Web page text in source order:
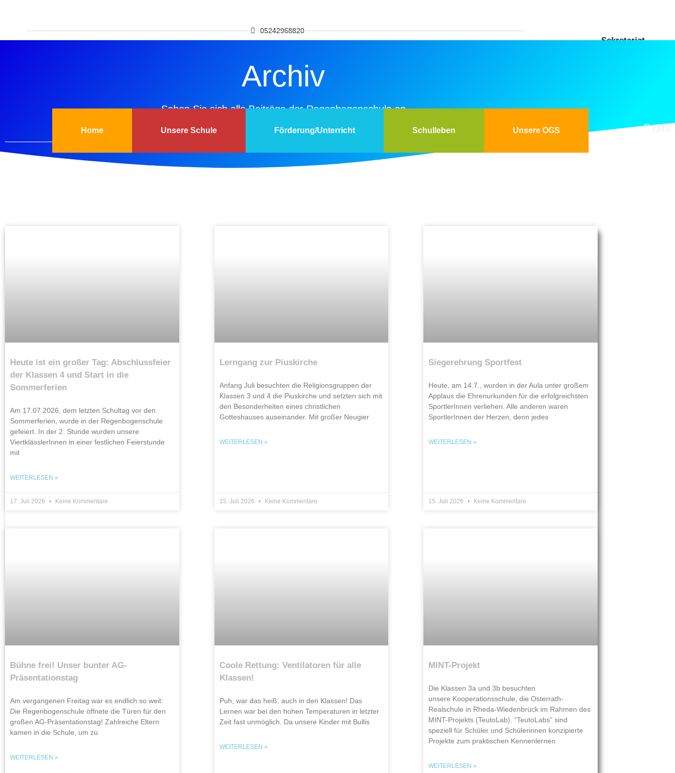
05242968820
Schulparkplatz: Hellweg 38, 33378 Rheda-Wiedenbrück
Sekretariat
Home Unsere Schule Förderung/Unterricht Schulleben Unsere OGS
Archiv
Sehen Sie sich alle Beiträge der Regenbogenschule an
Heute ist ein großer Tag: Abschlussfeier
der Klassen 4 und Start in die
Sommerferien
Am 17.07.2026, dem letzten Schultag vor den
Sommerferien, wurde in der Regenbogenschule
gefeiert. In der 2. Stunde wurden unsere
ViertklässlerInnen in einer festlichen Feierstunde
mit
WEITERLESEN »
17. Juli 2026 Keine Kommentare
Lerngang zur Piuskirche
Anfang Juli besuchten die Religionsgruppen der
Klassen 3 und 4 die Piuskirche und setzten sich mit
den Besonderheiten eines christlichen
Gotteshauses auseinander. Mit großer Neugier
WEITERLESEN »
15. Juli 2026 Keine Kommentare
Siegerehrung Sportfest
Heute, am 14.7., wurden in der Aula unter großem
Applaus die Ehrenurkunden für die erfolgreichsten
SportlerInnen verliehen. Alle anderen waren
SportlerInnen der Herzen, denn jedes
WEITERLESEN »
15. Juli 2026 Keine Kommentare
Bühne frei! Unser bunter AG-
Präsentationstag
Am vergangenen Freitag war es endlich so weit:
Die Regenbogenschule öffnete die Türen für den
großen AG-Präsentationstag! Zahlreiche Eltern
kamen in die Schule, um zu
WEITERLESEN »
Coole Rettung: Ventilatoren für alle
Klassen!
Puh, war das heiß, auch in den Klassen! Das
Lernen war bei den hohen Temperaturen in letzter
Zeit fast unmöglich. Da unsere Kinder mit Bullis
WEITERLESEN »
MINT-Projekt
Die Klassen 3a und 3b besuchten
unsere Kooperationsschule, die Osterrath-
Realschule in Rheda-Wiedenbrück im Rahmen des
MINT-Projekts (TeutoLab). “TeutoLabs” sind
speziell für Schüler und Schülerinnen konzipierte
Projekte zum praktischen Kennenlernen
WEITERLESEN »